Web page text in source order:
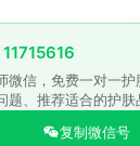
11715616
微信，免费一对一护
题、推荐适合的护肤
复制微信号